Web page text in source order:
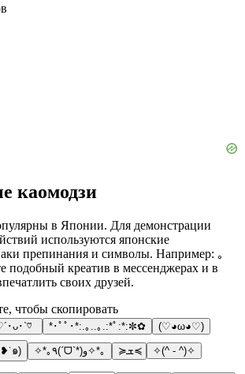
каомодзи
в Японии. Для демонстрации
используются японские
препинания и символы. Например: ｡
подобный креатив в мессенджерах и в
своих друзей.
чтобы скопировать
･ᴗ･`♡ *･ﾟﾟ･*:.｡..｡.:*ﾟ:*:✼✿ (♡◕ω◕♡)
๑) ✧*｡٩(ˊᗜˋ*)و✧*｡ ≽ܫ≼ ✧(^ - ^)✧